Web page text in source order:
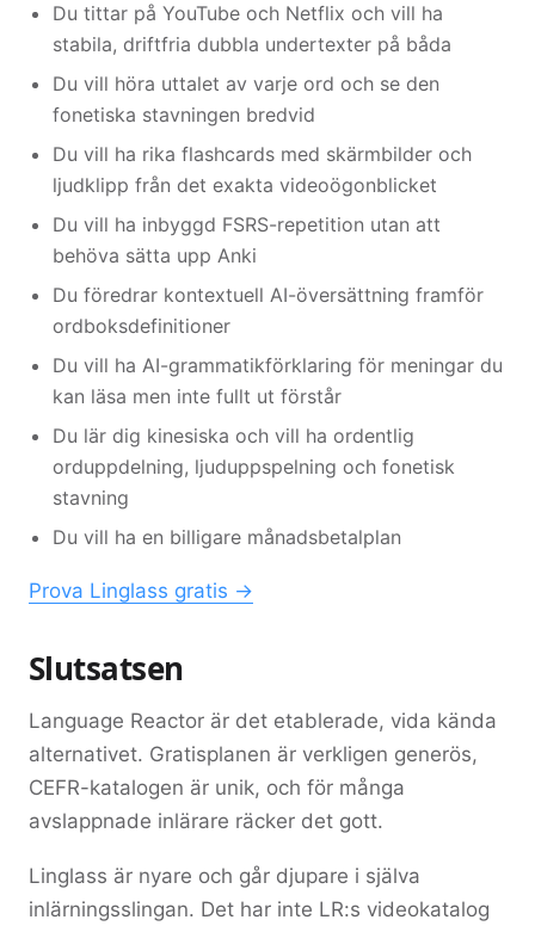
Du tittar på YouTube och Netflix och vill ha
stabila, driftfria dubbla undertexter på båda
Du vill höra uttalet av varje ord och se den
fonetiska stavningen bredvid
Du vill ha rika flashcards med skärmbilder och
ljudklipp från det exakta videoögonblicket
Du vill ha inbyggd FSRS-repetition utan att
behöva sätta upp Anki
Du föredrar kontextuell AI-översättning framför
ordboksdefinitioner
Du vill ha AI-grammatikförklaring för meningar du
kan läsa men inte fullt ut förstår
Du lär dig kinesiska och vill ha ordentlig
orduppdelning, ljuduppspelning och fonetisk
stavning
Du vill ha en billigare månadsbetalplan
Prova Linglass gratis →
Slutsatsen
Language Reactor är det etablerade, vida kända
alternativet. Gratisplanen är verkligen generös,
CEFR-katalogen är unik, och för många
avslappnade inlärare räcker det gott.
Linglass är nyare och går djupare i själva
inlärningsslingan. Det har inte LR:s videokatalog